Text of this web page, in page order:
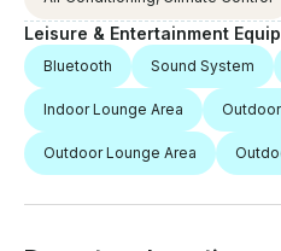
Leisure & Entertainment
Bluetooth Sound System
Indoor Lounge Area
Outdoor Lounge Area